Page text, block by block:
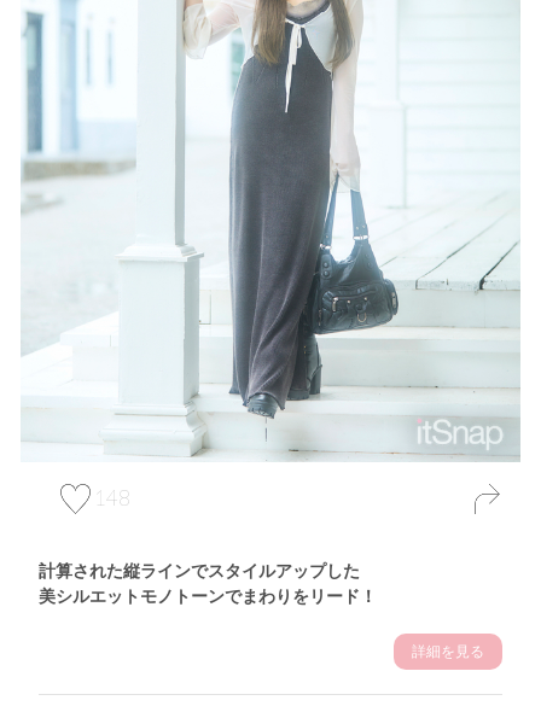
148
計算された縦ラインでスタイルアップした
美シルエットモノトーンでまわりをリード！
詳細を見る